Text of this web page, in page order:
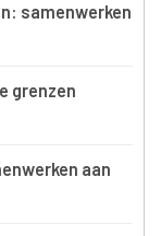
samenwerken
grenzen
aan